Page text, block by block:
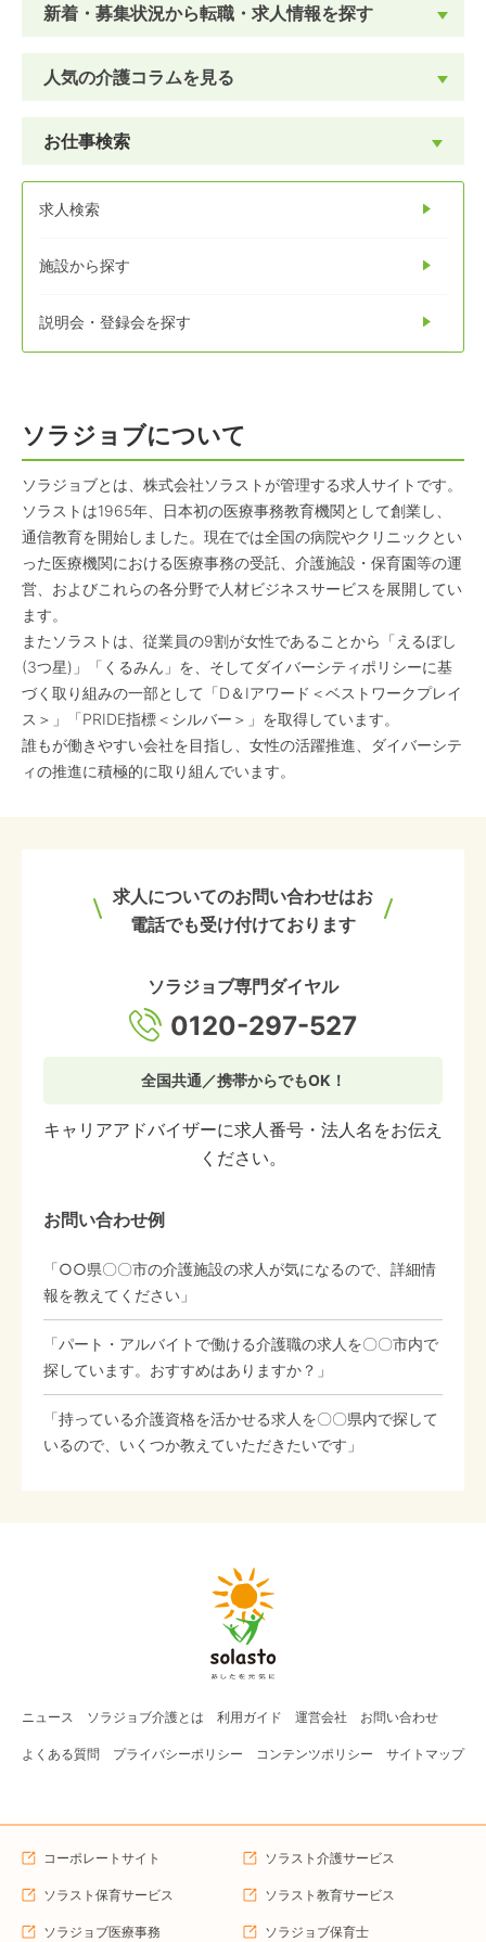
新着・募集状況から転職・求人情報を探す
人気の介護コラムを見る
お仕事検索
求人検索
施設から探す
説明会・登録会を探す
ソラジョブについて
ソラジョブとは、株式会社ソラストが管理する求人サイトです。
ソラストは1965年、日本初の医療事務教育機関として創業し、
通信教育を開始しました。現在では全国の病院やクリニックとい
った医療機関における医療事務の受託、介護施設・保育園等の運
営、およびこれらの各分野で人材ビジネスサービスを展開してい
ます。
またソラストは、従業員の9割が女性であることから「えるぼし
(3つ星)」「くるみん」を、そしてダイバーシティポリシーに基
づく取り組みの一部として「D＆Iアワード＜ベストワークプレイ
ス＞」「PRIDE指標＜シルバー＞」を取得しています。
誰もが働きやすい会社を目指し、女性の活躍推進、ダイバーシテ
ィの推進に積極的に取り組んでいます。
求人についてのお問い合わせはお
電話でも受け付けております
ソラジョブ専門ダイヤル
0120-297-527
全国共通／携帯からでもOK！
キャリアアドバイザーに求人番号・法人名をお伝え
ください。
お問い合わせ例
「○○県〇〇市の介護施設の求人が気になるので、詳細情
報を教えてください」
「パート・アルバイトで働ける介護職の求人を〇〇市内で
探しています。おすすめはありますか？」
「持っている介護資格を活かせる求人を〇〇県内で探して
いるので、いくつか教えていただきたいです」
ニュース ソラジョブ介護とは 利用ガイド 運営会社 お問い合わせ
よくある質問 プライバシーポリシー コンテンツポリシー サイトマップ
コーポレートサイト ソラスト介護サービス
ソラスト保育サービス ソラスト教育サービス
ソラジョブ医療事務 ソラジョブ保育士